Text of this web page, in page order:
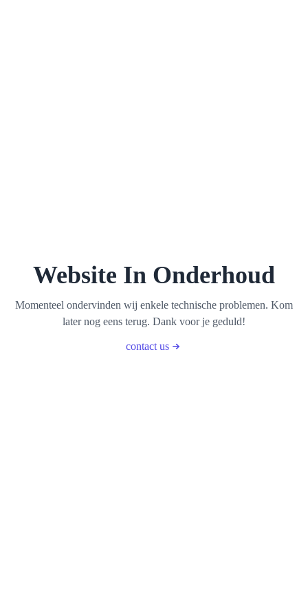
Website In Onderhoud
Momenteel ondervinden wij enkele technische problemen. Kom
later nog eens terug. Dank voor je geduld!
contact us